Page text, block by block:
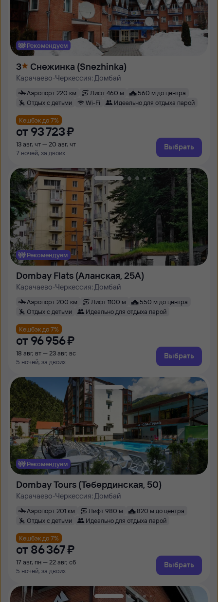
Рекомендуем
3 Снежинка (Snezhinka)
Карачаево-Черкессия: Домбай
Аэропорт 220 км Лифт 460 м
560 м до центра
Отдых с детьми
Wi-Fi Идеально для отдыха парой
Кешбэк до 7%
от 93 ⁠723 ⁠₽
13 авг, чт — 20 авг, чт
7 ночей, за двоих
Выбрать
Рекомендуем
Dombay Flats (Аланская, 25А)
Карачаево-Черкессия: Домбай
Аэропорт 200 км Лифт 1100 м
550 м до центра
Отдых с детьми
Идеально для отдыха парой
Кешбэк до 7%
от 96 ⁠956 ⁠₽
18 авг, вт — 23 авг, вс
5 ночей, за двоих
Выбрать
Рекомендуем
Dombay Tours (Тебердинская, 50)
Карачаево-Черкессия: Домбай
Аэропорт 201 км Лифт 980 м
820 м до центра
Отдых с детьми
Идеально для отдыха парой
Кешбэк до 7%
от 86 ⁠367 ⁠₽
17 авг, пн — 22 авг, сб
5 ночей, за двоих
Выбрать